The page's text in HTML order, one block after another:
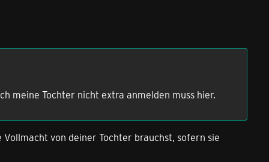
meine Tochter nicht extra anmelden muss hier.
von deiner Tochter brauchst, sofern sie